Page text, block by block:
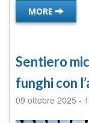
MORE
Sentiero
funghi con
09 ottobre 2025 -